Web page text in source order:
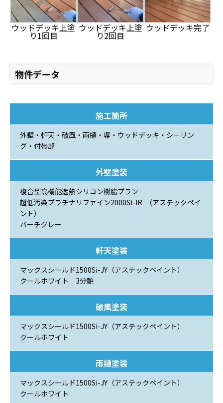
ウッドデッキ上塗
り1回目
ウッドデッキ上塗
り2回目
ウッドデッキ完了
物件データ
施工箇所
外壁・軒天・破風・雨樋・塀・ウッドデッキ・シーリン
グ・付帯部
外壁塗装
複合型高機能遮熱シリコン樹脂プラン
超低汚染プラチナリファイン2000Si-IR （アステックペイ
ント）
バーチグレー
軒天塗装
マックスシールド1500Si-JY（アステックペイント）
クールホワイト 3分艶
破風塗装
マックスシールド1500Si-JY（アステックペイント）
クールホワイト
雨樋塗装
マックスシールド1500Si-JY（アステックペイント）
クールホワイト